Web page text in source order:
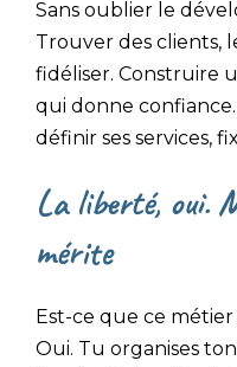
Sans oublier le
Trouver des clients,
fidéliser. Construire
qui donne
définir ses services,
La liberté, oui.
mérite
Est-ce que ce
Oui. Tu organises